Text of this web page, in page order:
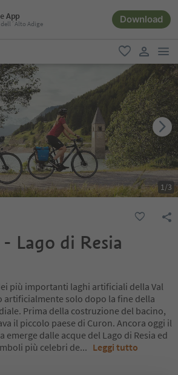
App
Adige Download
favoriti
user link
1/3
- Lago di Resia
più importanti laghi artificiali della Val
artificialmente solo dopo la fine della
Prima della costruzione del bacino,
il piccolo paese di Curon. Ancora oggi il
emerge dalle acque del Lago di Resia ed
più celebri de... Leggi tutto